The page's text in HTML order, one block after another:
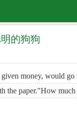
的狗狗
money, would
the paper."How